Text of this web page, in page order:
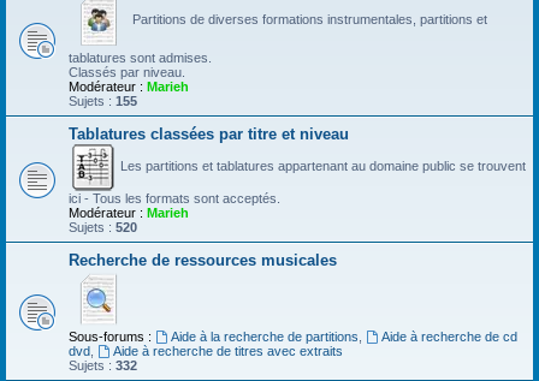
Partitions de diverses formations instrumentales, partitions et
tablatures sont admises.
Classés par niveau.
Modérateur : Marieh
Sujets : 155
Tablatures classées par titre et niveau
Les partitions et tablatures appartenant au domaine public se trouvent
ici - Tous les formats sont acceptés.
Modérateur : Marieh
Sujets : 520
Recherche de ressources musicales
Sous-forums : Aide à la recherche de partitions
Aide à recherche de cd
dvd
Aide à recherche de titres avec extraits
Sujets : 332